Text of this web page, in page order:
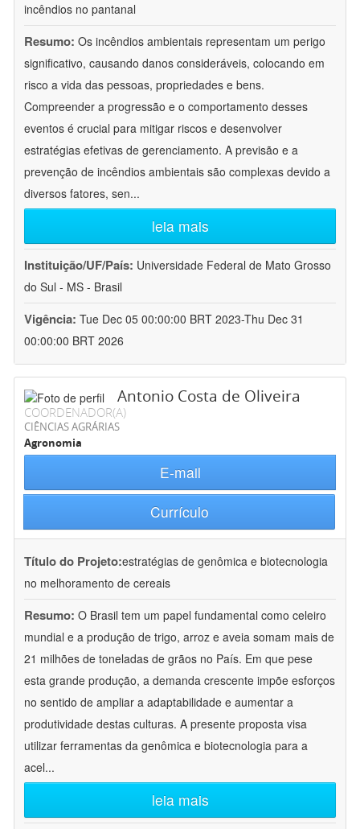
incêndios no pantanal
Resumo: Os incêndios ambientais representam um perigo
significativo, causando danos consideráveis, colocando em
risco a vida das pessoas, propriedades e bens.
Compreender a progressão e o comportamento desses
eventos é crucial para mitigar riscos e desenvolver
estratégias efetivas de gerenciamento. A previsão e a
prevenção de incêndios ambientais são complexas devido a
diversos fatores, sen...
leia mais
Instituição/UF/País: Universidade Federal de Mato Grosso
do Sul - MS - Brasil
Vigência: Tue Dec 05 00:00:00 BRT 2023-Thu Dec 31
00:00:00 BRT 2026
Antonio Costa de Oliveira
COORDENADOR(A)
CIÊNCIAS AGRÁRIAS
Agronomia
E-mail
Currículo
Título do Projeto:estratégias de genômica e biotecnologia
no melhoramento de cereais
Resumo: O Brasil tem um papel fundamental como celeiro
mundial e a produção de trigo, arroz e aveia somam mais de
21 milhões de toneladas de grãos no País. Em que pese
esta grande produção, a demanda crescente impõe esforços
no sentido de ampliar a adaptabilidade e aumentar a
produtividade destas culturas. A presente proposta visa
utilizar ferramentas da genômica e biotecnologia para a
acel...
leia mais